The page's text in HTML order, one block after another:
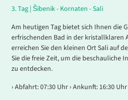
3.Tag | Šibenik - Kornaten - Sali
Am heutigen Tag bietet sich Ihnen die
erfrischenden Bad in der kristallklaren
erreichen Sie den kleinen Ort Sali auf
Sie die freie Zeit, um die beschauliche
zu entdecken.
› Abfahrt: 07:30 Uhr › Ankunft: 16:30 Uhr